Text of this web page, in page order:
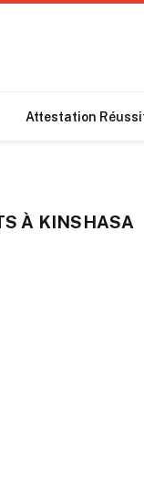
Attestation
À KINSHASA